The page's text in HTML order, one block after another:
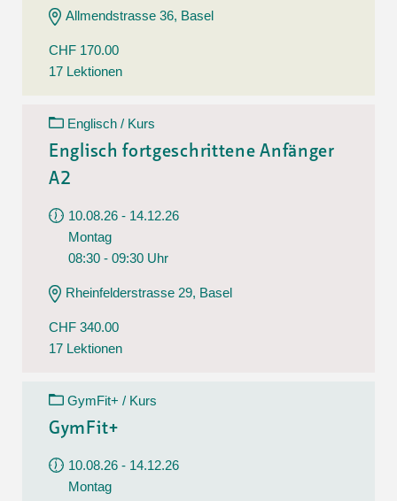
Allmendstrasse 36, Basel
CHF 170.00
17 Lektionen
Englisch / Kurs
Englisch fortgeschrittene Anfänger
A2
10.08.26 - 14.12.26
Montag
08:30 - 09:30 Uhr
Rheinfelderstrasse 29, Basel
CHF 340.00
17 Lektionen
GymFit+ / Kurs
GymFit+
10.08.26 - 14.12.26
Montag